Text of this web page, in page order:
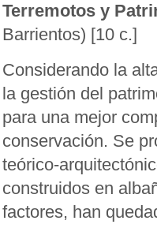
Terremotos y
Barrientos) [10 c.]
Considerando la
la gestión del
para una mejor
conservación. Se
teórico-
construidos en
factores, han